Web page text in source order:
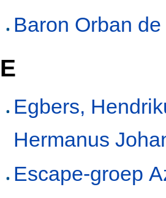
Baron Orban
E
Egbers,
Hermanus
Escape-groep